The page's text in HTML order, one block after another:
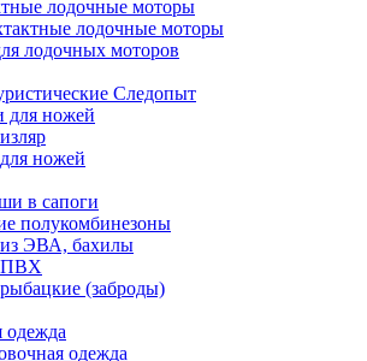
лодочные моторы
лодочные моторы
лодочных моторов
Следопыт
для ножей
ножей
в сапоги
полукомбинезоны
ЭВА, бахилы
ПВХ
(заброды)
одежда
одежда